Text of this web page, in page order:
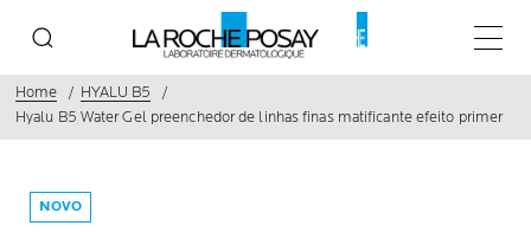
Menu
Home
HYALU B5
Hyalu B5 Water Gel preenchedor de linhas finas matificante efeito primer
NOVO